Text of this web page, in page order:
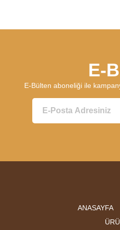
E-
E-Bülten aboneliği ile
ANASAYFA